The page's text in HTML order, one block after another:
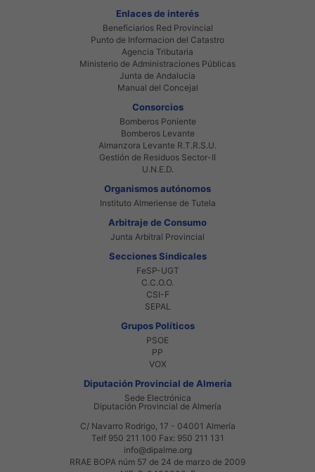
Enlaces de interés
Beneficiarios Red Provincial
Punto de Informacion del Catastro
Agencia Tributaria
Ministerio de Administraciones Públicas
Junta de Andalucia
Manual del Concejal
Consorcios
Bomberos Poniente
Bomberos Levante
Almanzora Levante R.T.R.S.U.
Gestión de Residuos Sector-II
U.N.E.D.
Organismos autónomos
Instituto Almeriense de Tutela
Arbitraje de Consumo
Junta Arbitral Provincial
Secciones Sindicales
FeSP-UGT
C.C.O.O.
CSI-F
SEPAL
Grupos Políticos
PSOE
PP
VOX
Diputación Provincial de Almería
Sede Electrónica
Diputación Provincial de Almería
C/ Navarro Rodrigo, 17 - 04001 Almería
Telf 950 211 100 Fax: 950 211 131
info@dipalme.org
RRAE BOPA núm 57 de 24 de marzo de 2009